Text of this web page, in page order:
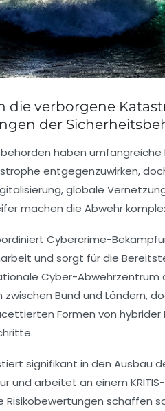
die verborgene
der
haben
entgegenzuwirken,
globale
machen die Abwehr
Cybercrime-
und sorgt für die
Cyber-Abwehrzentrum
Bund und Ländern,
Formen von hybrider
signifikant in den Ausbau
und arbeitet an einem
schaffen